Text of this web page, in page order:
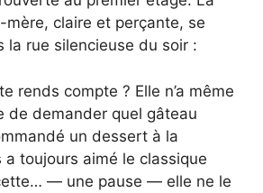
claire et perçante, se
la rue silencieuse du soir :
rends compte ? Elle n’a même
de demander quel gâteau
un dessert à la
toujours aimé le classique
— une pause — elle ne le